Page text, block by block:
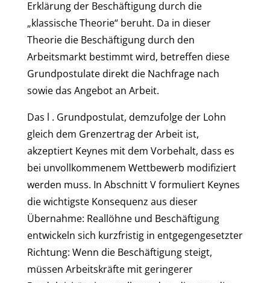
Erklärung der Beschäftigung durch die
„klassische Theorie“ beruht. Da in dieser
Theorie die Beschäftigung durch den
Arbeitsmarkt bestimmt wird, betreffen diese
Grundpostulate direkt die Nachfrage nach
sowie das Angebot an Arbeit.
Das l . Grundpostulat, demzufolge der Lohn
gleich dem Grenzertrag der Arbeit ist,
akzeptiert Keynes mit dem Vorbehalt, dass es
bei unvollkommenem Wettbewerb modifiziert
werden muss. In Abschnitt V formuliert Keynes
die wichtigste Konsequenz aus dieser
Übernahme: Reallöhne und Beschäftigung
entwickeln sich kurzfristig in entgegengesetzter
Richtung: Wenn die Beschäftigung steigt,
müssen Arbeitskräfte mit geringerer